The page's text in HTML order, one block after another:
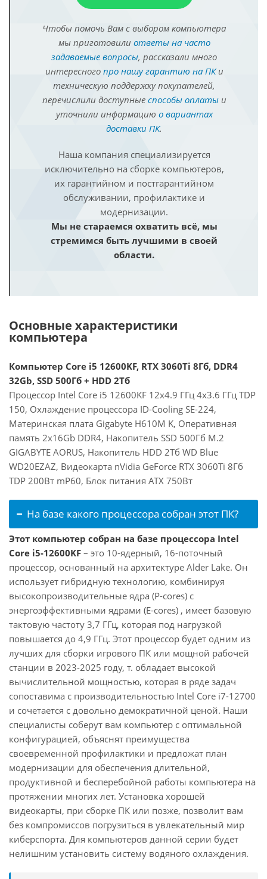
Чтобы помочь Вам с выбором компьютера
мы приготовили ответы на часто
задаваемые вопросы, рассказали много
интересного про нашу гарантию на ПКи
техническую поддержку покупателей,
перечислили доступные способы оплатыи
уточнили информацию о вариантах
доставки ПК.
Наша компания специализируется
исключительно на сборке компьютеров,
их гарантийном и постгарантийном
обслуживании, профилактике и
модернизации.
Мы не стараемся охватить всё, мы
стремимся быть лучшими в своей
области.
Основные характеристики
компьютера
Компьютер Core i5 12600KF, RTX 3060Ti 8Гб, DDR4
32Gb, SSD 500Гб + HDD 2Тб
Процессор Intel Core i5 12600KF 12x4.9 ГГц 4x3.6 ГГц TDP
150, Охлаждение процессора ID-Cooling SE-224,
Материнская плата Gigabyte H610M K, Оперативная
память 2x16Gb DDR4, Накопитель SSD 500Гб M.2
GIGABYTE AORUS, Накопитель HDD 2Тб WD Blue
WD20EZAZ, Видеокарта nVidia GeForce RTX 3060Ti 8Гб
TDP 200Вт mP60, Блок питания ATX 750Вт
На базе какого процессора собран этот ПК?
Этот компьютер собран на базе процессора Intel
Core i5-12600KF – это 10-ядерный, 16-поточный
процессор, основанный на архитектуре Alder Lake. Он
использует гибридную технологию, комбинируя
высокопроизводительные ядра (P-cores) с
энергоэффективными ядрами (E-cores) , имеет базовую
тактовую частоту 3,7 ГГц, которая под нагрузкой
повышается до 4,9 ГГц. Этот процессор будет одним из
лучших для сборки игрового ПК или мощной рабочей
станции в 2023-2025 году, т. обладает высокой
вычислительной мощностью, которая в ряде задач
сопоставима с производительностью Intel Core i7-12700
и сочетается с довольно демократичной ценой. Наши
специалисты соберут вам компьютер с оптимальной
конфигурацией, объяснят преимущества
своевременной профилактики и предложат план
модернизации для обеспечения длительной,
продуктивной и бесперебойной работы компьютера на
протяжении многих лет. Установка хорошей
видеокарты, при сборке ПК или позже, позволит вам
без компромиссов погрузиться в увлекательный мир
киберспорта. Для компьютеров данной серии будет
нелишним установить систему водяного охлаждения.